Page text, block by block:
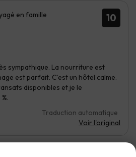
10
en famille
sympathique. La nourriture est
est parfait. C’est un hôtel calme.
disponibles et je le
Traduction automatique
Voir l'original